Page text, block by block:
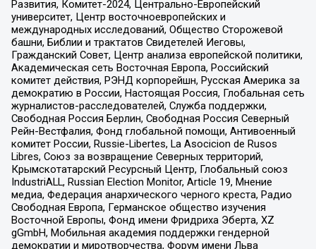
Развития, Комитет-2024, Центрально-Европейский
университет, Центр восточноевропейских и
международных исследований, Общество Сторожевой
башни, Библии и трактатов Свидетелей Иеговы,
Гражданский Совет, Центр анализа европейской политики,
Академическая сеть Восточная Европа, Российский
комитет действия, РЭНД корпорейшн, Русская Америка за
демократию в России, Настоящая Россия, Глобальная сеть
журналистов-расследователей, Служба поддержки,
Свободная Россия Берлин, Свободная Россия Северный
Рейн-Вестфалия, Фонд глобальной помощи, Антивоенный
комитет России, Russie-Libertes, La Asocicion de Rusos
Libres, Союз за возвращение Северных территорий,
Крымскотатарский Ресурсный Центр, Глобальный союз
IndustriALL, Russian Election Monitor, Article 19, Мнение
медиа, Федерация анархического черного креста, Радио
Свободная Европа, Германское общество изучения
Восточной Европы, Фонд имени Фридриха Эберта, XZ
gGmbH, Мобильная академия поддержки гендерной
демократии и миротворчества, Форум имени Льва